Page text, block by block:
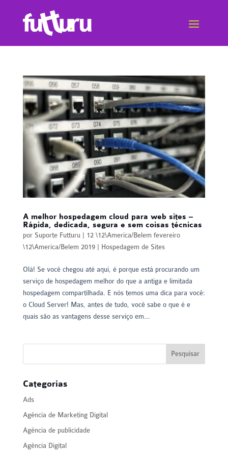
A melhor hospedagem cloud para web sites –
Rápida, dedicada, segura e sem coisas técnicas
por Suporte Futturu
12 \12\America/Belem fevereiro
\12\America/Belem 2019| Hospedagem de Sites
Olá! Se você chegou até aqui, é porque está procurando um
serviço de hospedagem melhor do que a antiga e limitada
hospedagem compartilhada. E nós temos uma dica para você:
o Cloud Server! Mas, antes de tudo, você sabe o que é e
quais são as vantagens desse serviço em...
Categorias
Ads
Agência de Marketing Digital
Agência de publicidade
Agência Digital